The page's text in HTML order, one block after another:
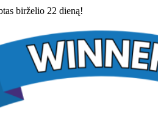
birželio 22 dieną!